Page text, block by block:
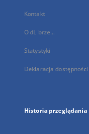
Kontakt
O dLibrze...
Statystyki
Deklaracja dostępności
Historia przeglądania